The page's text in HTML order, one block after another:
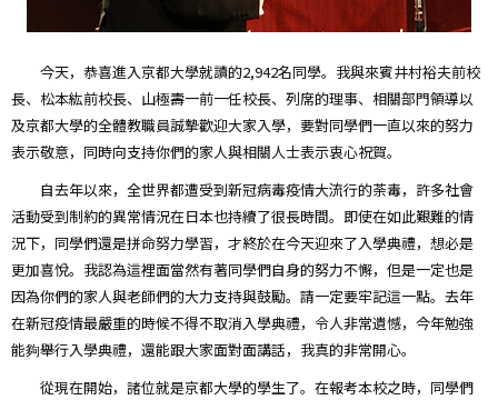
今天，恭喜進入京都大學就讀的2,942名同學。我與來賓井村裕夫前校
長、松本紘前校長、山極壽一前一任校長、列席的理事、相關部門領導以
及京都大學的全體教職員誠摯歡迎大家入學，要對同學們一直以來的努力
表示敬意，同時向支持你們的家人與相關人士表示衷心祝賀。
自去年以來，全世界都遭受到新冠病毒疫情大流行的荼毒，許多社會
活動受到制約的異常情況在日本也持續了很長時間。即使在如此艱難的情
況下，同學們還是拼命努力學習，才終於在今天迎來了入學典禮，想必是
更加喜悅。我認為這裡面當然有著同學們自身的努力不懈，但是一定也是
因為你們的家人與老師們的大力支持與鼓勵。請一定要牢記這一點。去年
在新冠疫情最嚴重的時候不得不取消入學典禮，令人非常遺憾，今年勉強
能夠舉行入學典禮，還能跟大家面對面講話，我真的非常開心。
從現在開始，諸位就是京都大學的學生了。在報考本校之時，同學們